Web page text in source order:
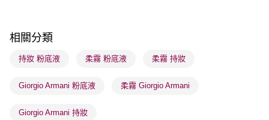
順豐站及營業點 - 確認發貨後1-3個工作天送達
物流公司進行物流配送
相關分類
持妝 粉底液 柔霧 粉底液 柔霧 持妝
Giorgio Armani 粉底液 柔霧 Giorgio Armani
Giorgio Armani 持妝